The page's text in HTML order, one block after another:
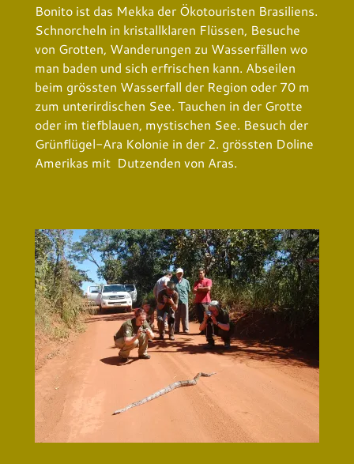
Bonito ist das Mekka der Ökotouristen Brasiliens.
Schnorcheln in kristallklaren Flüssen, Besuche
von Grotten, Wanderungen zu Wasserfällen wo
man baden und sich erfrischen kann. Abseilen
beim grössten Wasserfall der Region oder 70 m
zum unterirdischen See. Tauchen in der Grotte
oder im tiefblauen, mystischen See. Besuch der
Grünflügel-Ara Kolonie in der 2. grössten Doline
Amerikas mit Dutzenden von Aras.